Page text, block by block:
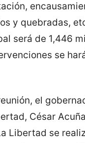
y quebradas,
será de 1,446
se
el
César
Libertad se